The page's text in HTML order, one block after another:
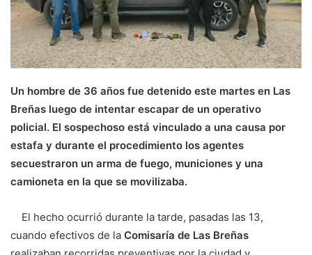
Un hombre de 36 años fue detenido este martes en Las
Breñas luego de intentar escapar de un operativo
policial. El sospechoso está vinculado a una causa por
estafa y durante el procedimiento los agentes
secuestraron un arma de fuego, municiones y una
camioneta en la que se movilizaba.
El hecho ocurrió durante la tarde, pasadas las 13,
cuando efectivos de la Comisaría de Las Breñas